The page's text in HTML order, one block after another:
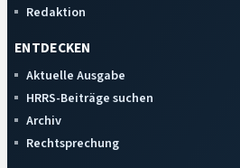
Redaktion
ENTDECKEN
Aktuelle Ausgabe
HRRS-Beiträge suchen
Archiv
Rechtsprechung